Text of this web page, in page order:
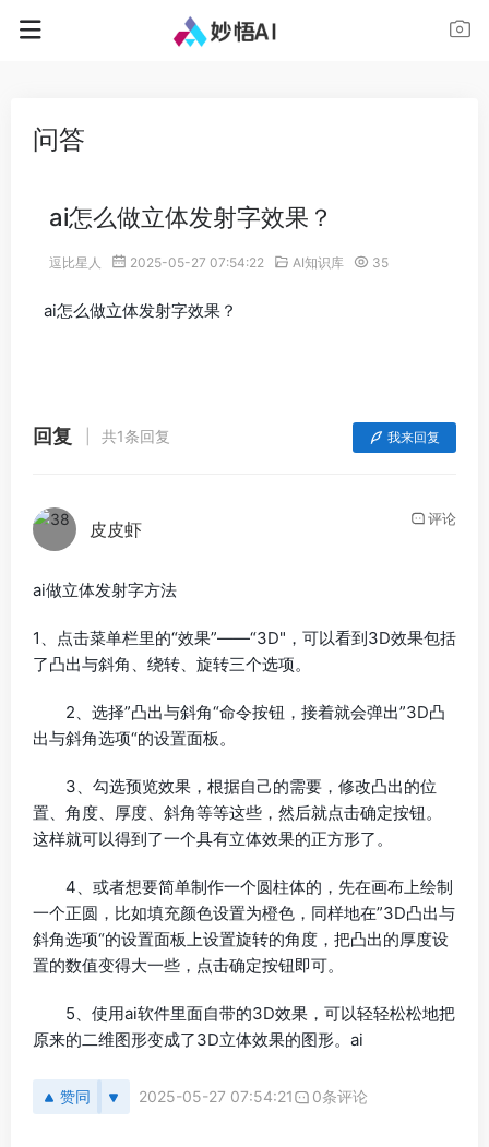
问答
ai怎么做立体发射字效果？
逗比星人 2025-05-27 07:54:22 AI知识库 35
ai怎么做立体发射字效果？
回复 共1条回复 我来回复
皮皮虾 评论
ai做立体发射字方法
1、点击菜单栏里的“效果”——“3D"，可以看到3D效果包括
了凸出与斜角、绕转、旋转三个选项。
2、选择”凸出与斜角“命令按钮，接着就会弹出”3D凸
出与斜角选项“的设置面板。
3、勾选预览效果，根据自己的需要，修改凸出的位
置、角度、厚度、斜角等等这些，然后就点击确定按钮。
这样就可以得到了一个具有立体效果的正方形了。
4、或者想要简单制作一个圆柱体的，先在画布上绘制
一个正圆，比如填充颜色设置为橙色，同样地在”3D凸出与
斜角选项“的设置面板上设置旋转的角度，把凸出的厚度设
置的数值变得大一些，点击确定按钮即可。
5、使用ai软件里面自带的3D效果，可以轻轻松松地把
原来的二维图形变成了3D立体效果的图形。ai
赞同 2025-05-27 07:54:21 0条评论